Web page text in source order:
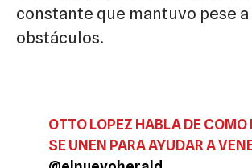
constante que mantuvo pese a
obstáculos.
OTTO LOPEZ HABLA DE
SE UNEN PARA AYUDAR A